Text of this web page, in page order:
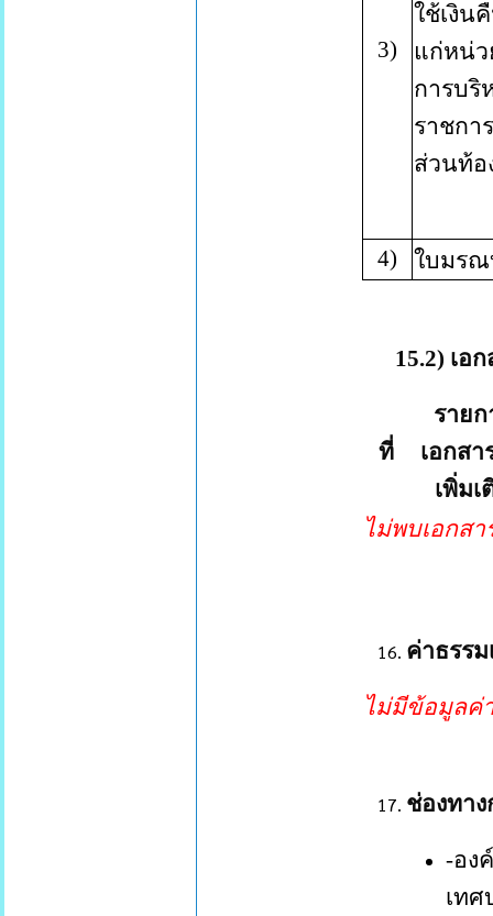
3)
ใช้เงิน
แก่หน่ว
การบริ
ราชการ
ส่วนท้อ
4) ใบมร
15.2) เอ
ที่
รายก
เอกสา
เพิ่มเ
ไม่พบเอกส
ค่าธรร
ไม่มีข้อมูลค่
ช่องทาง
-อง
เทศ